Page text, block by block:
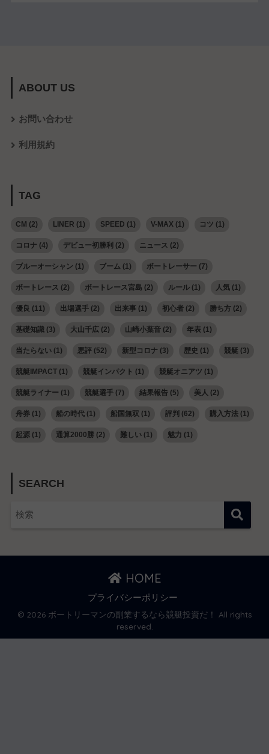
ABOUT US
お問い合わせ
利用規約
TAG
CM (2) LINER (1) SPEED (1) V-MAX(1) コツ (1)
コロナ(4) デビュー初勝利 (2) ニュース (2)
ブルーオーシャン (1) ブーム(1) ボートレーサー (7)
ボートレース (2) ボートレース宮島 (2) ルール(1) 人気(1)
優良 (11) 出場選手(2) 出来事(1) 初心者(2) 勝ち方(2)
基礎知識(3) 大山千広(2) 山崎小葉音(2) 年表(1)
当たらない(1) 悪評(52) 新型コロナ(3) 歴史 (1) 競艇 (3)
競艇IMPACT(1) 競艇インパクト (1) 競艇オニアツ (1)
競艇ライナー (1) 競艇選手(7) 結果報告(5) 美人 (2)
舟券(1) 船の時代(1) 船国無双 (1) 評判 (62) 購入方法(1)
起源(1) 通算2000勝(2) 難しい(1) 魅力 (1)
SEARCH
HOME
プライバシーポリシー
© 2026 ボートリーマンの副業するなら競艇投資だ！ All rights
reserved.